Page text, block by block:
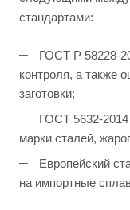
стандартами:
ГОСТ Р 58228-
контроля, а также
заготовки;
ГОСТ 5632-2014
марки сталей,
Европейский
на импортные